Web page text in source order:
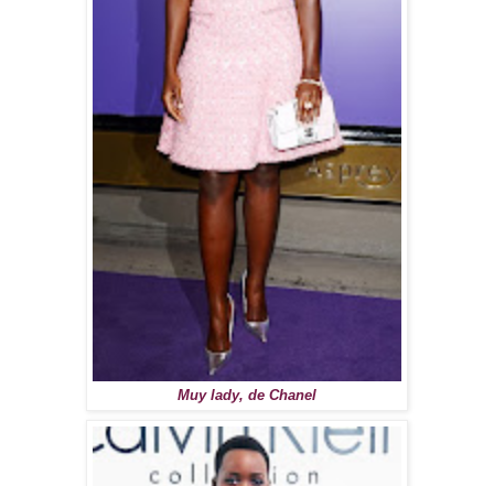
Muy lady, de Chanel